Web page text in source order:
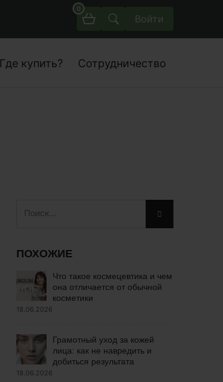
0
Войти
Где купить? Сотрудничество
ПОХОЖИЕ
Что такое космецевтика и чем
она отличается от обычной
косметики
18.06.2026
Грамотный уход за кожей
лица: как не навредить и
добиться результата
18.06.2026